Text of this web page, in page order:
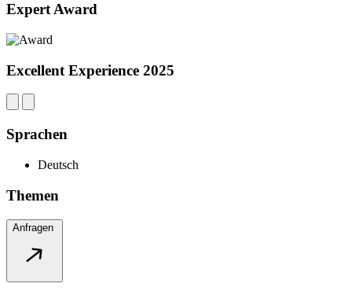
Expert Award
Excellent Experience 2025
Sprachen
Deutsch
Themen
Anfragen